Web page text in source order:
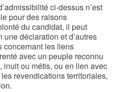
ci-dessus n’est
pour des raisons
du candidat, il peut
déclaration et d’autres
concernant les liens
avec un peuple reconnu
inuit ou métis, ou en lien avec
revendications territoriales,